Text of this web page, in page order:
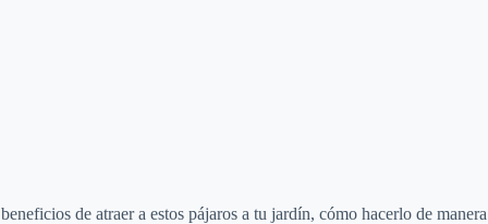
de atraer a estos pájaros a tu jardín, cómo hacerlo de manera